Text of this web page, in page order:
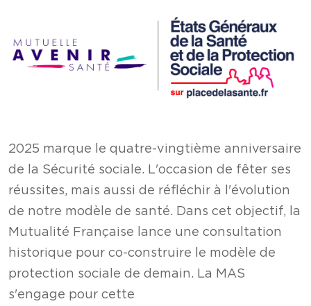
2025 marque le quatre-vingtième anniversaire
de la Sécurité sociale. L'occasion de fêter ses
réussites, mais aussi de réfléchir à l'évolution
de notre modèle de santé. Dans cet objectif, la
Mutualité Française lance une consultation
historique pour co-construire le modèle de
protection sociale de demain. La MAS
s'engage pour cette